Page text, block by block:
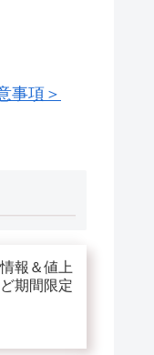
事項＞
報＆値上
期間限定